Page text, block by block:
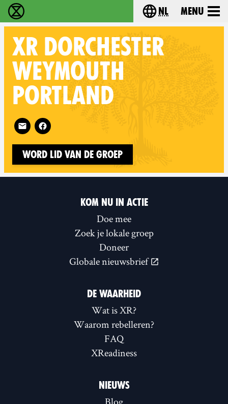
Extinction Rebellion - Home Choose your
nl Menu
XR DORCHESTER
WEYMOUTH
PORTLAND
Follow XR Dorchester Weymouth Portland on
Word lid van de groep
KOM NU IN ACTIE
Doe mee
Zoek je lokale groep
Doneer
Globale nieuwsbrief
DE WAARHEID
Wat is XR?
Waarom rebelleren?
FAQ
XReadiness
NIEUWS